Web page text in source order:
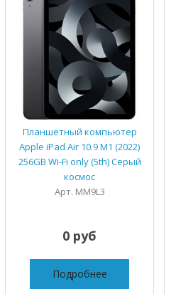
Планшетный компьютер
Apple iPad Air 10.9 M1 (2022)
256GB Wi-Fi only (5th) Серый
космос
Арт. MM9L3
0 руб
Подробнее